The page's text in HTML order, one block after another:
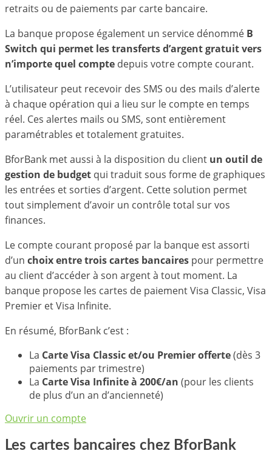
retraits ou de paiements par carte bancaire.
La banque propose également un service dénommé B
Switch qui permet les transferts d’argent gratuit vers
n’importe quel compte depuis votre compte courant.
L’utilisateur peut recevoir des SMS ou des mails d’alerte
à chaque opération qui a lieu sur le compte en temps
réel. Ces alertes mails ou SMS, sont entièrement
paramétrables et totalement gratuites.
BforBank met aussi à la disposition du client un outil de
gestion de budget qui traduit sous forme de graphiques
les entrées et sorties d’argent. Cette solution permet
tout simplement d’avoir un contrôle total sur vos
finances.
Le compte courant proposé par la banque est assorti
d’un choix entre trois cartes bancaires pour permettre
au client d’accéder à son argent à tout moment. La
banque propose les cartes de paiement Visa Classic, Visa
Premier et Visa Infinite.
En résumé, BforBank c’est :
La Carte Visa Classic et/ou Premier offerte(dès 3
paiements par trimestre)
La Carte Visa Infinite à 200€/an (pour les clients
de plus d’un an d’ancienneté)
Ouvrir un compte
Les cartes bancaires chez BforBank